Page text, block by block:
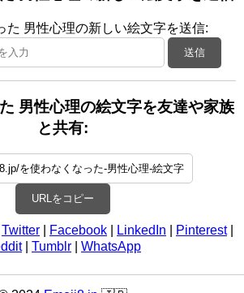
た 男性心理の新しい絵文字を送信:
送信
男性心理の絵文字を友達や家族
と共有:
URLをコピー
Twitter Facebook LinkedIn Pinterest|
| Tumblr WhatsApp